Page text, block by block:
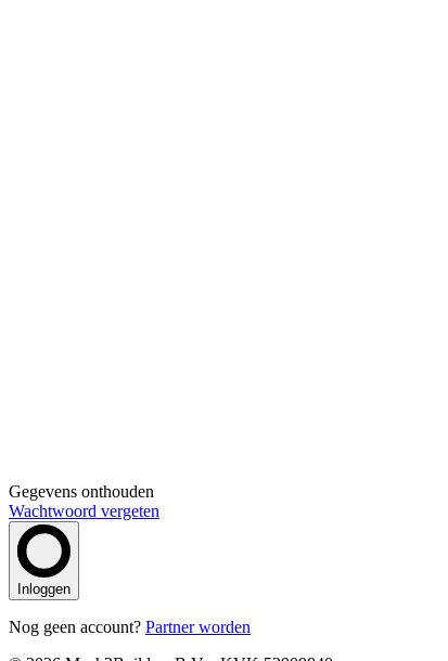
Gegevens onthouden
Wachtwoord vergeten
Inloggen
Nog geen account? Partner worden